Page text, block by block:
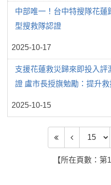
中部唯一！台中特搜隊花蓮
型搜救隊認證
2025-10-17
支援花蓮救災歸來即投入
證 盧市長授旗勉勵：提升
2025-10-15
前往頁數
【所在頁數：第